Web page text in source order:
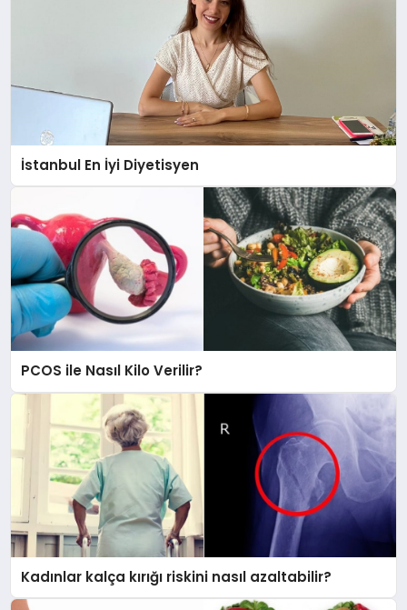
İstanbul En İyi Diyetisyen
PCOS ile Nasıl Kilo Verilir?
Kadınlar kalça kırığı riskini nasıl azaltabilir?